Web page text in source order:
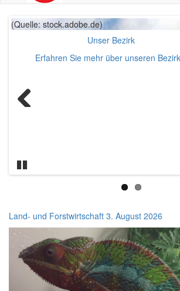
(Quelle: stock.adobe.de)
Unser Bezirk
Erfahren Sie mehr über unseren
Vöcklabruck
Land- und Forstwirtschaft 3. August 2026